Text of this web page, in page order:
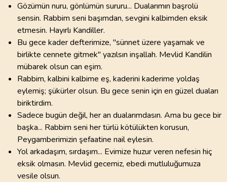
Gözümün nuru, gönlümün sururu... Dualarımın başrolü
sensin. Rabbim seni başımdan, sevgini kalbimden eksik
etmesin. Hayırlı Kandiller.
Bu gece kader defterimize, "sünnet üzere yaşamak ve
birlikte cennete gitmek" yazılsın inşallah. Mevlid Kandilin
mübarek olsun can eşim.
Rabbim, kalbini kalbime eş, kaderini kaderime yoldaş
eylemiş; şükürler olsun. Bu gece senin için en güzel duaları
biriktirdim.
Sadece bugün değil, her an dualarımdasın. Ama bu gece bir
başka... Rabbim seni her türlü kötülükten korusun,
Peygamberimizin şefaatine nail eylesin.
Yol arkadaşım, sırdaşım... Evimize huzur veren nefesin hiç
eksik olmasın. Mevlid gecemiz, ebedi mutluluğumuza
vesile olsun.